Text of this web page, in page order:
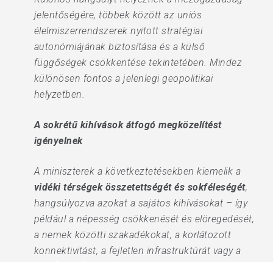
jelentőségére, többek között az uniós
élelmiszerrendszerek nyitott stratégiai
autonómiájának biztosítása és a külső
függőségek csökkentése tekintetében. Mindez
különösen fontos a jelenlegi geopolitikai
helyzetben.
A sokrétű kihívások átfogó megközelítést
igényelnek
A miniszterek a következtetésekben kiemelik a
vidéki térségek összetettségét és sokféleségét,
hangsúlyozva azokat a sajátos kihívásokat – így
például a népesség csökkenését és elöregedését,
a nemek közötti szakadékokat, a korlátozott
konnektivitást, a fejletlen infrastruktúrát vagy a